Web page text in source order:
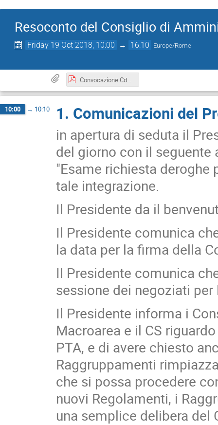
Resoconto del Consiglio di
Friday 19 Oct 2018, 10:00 → 16:10 Europe/Rome
Convocazione CdA 19 ottobre 2018.pdf
10:00 → 10:10 1. Comunicazioni del
in apertura di seduta il
del giorno con il seguente
"Esame richiesta deroghe
tale integrazione.
Il Presidente da il
Il Presidente comunica
la data per la firma della
Il Presidente comunica
sessione dei negoziati
Il Presidente informa i
Macroarea e il CS
PTA, e di avere chiesto
Raggruppamenti
che si possa procedere
nuovi Regolamenti, i
una semplice delibera del